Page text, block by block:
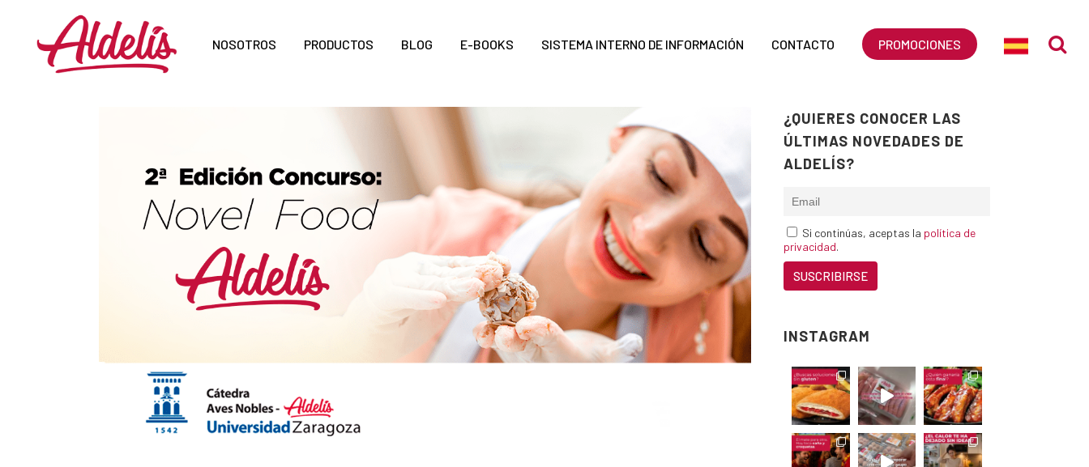
NOSOTROS PRODUCTOS BLOG E-BOOKS SISTEMA INTERNO DE INFORMACIÓN CONTACTO PROMOCIONES
¿QUIERES CONOCER LAS
ÚLTIMAS NOVEDADES DE
ALDELÍS?
Si continúas, aceptas la política de
privacidad.
INSTAGRAM